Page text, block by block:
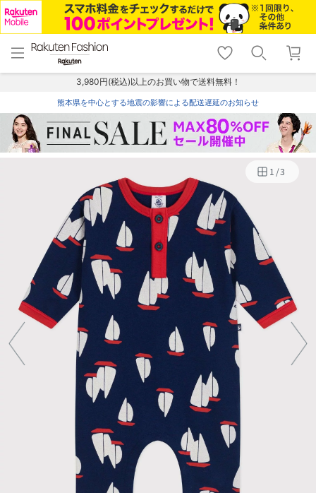
menu home
トップ
shopping_cart lock_outline
ログイン
3,980円(税込)以上のお買い物で送料無料！
熊本県を中心とする地震の影響による配送遅延のお知らせ
1 /3